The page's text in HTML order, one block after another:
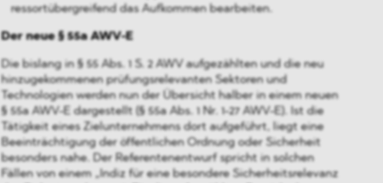
ressortübergreifend das Aufkommen bearbeiten.
Der neue § 55a AWV-E
Die bislang in § 55 Abs. 1 S. 2 AWV aufgezählten und die neu
hinzugekommenen prüfungsrelevanten Sektoren und
Technologien werden nun der Übersicht halber in einem neuen
§ 55a AWV-E dargestellt (§ 55a Abs. 1 Nr. 1-27 AWV-E). Ist die
Tätigkeit eines Zielunternehmens dort aufgeführt, liegt eine
Beeinträchtigung der öffentlichen Ordnung oder Sicherheit
besonders nahe. Der Referentenentwurf spricht in solchen
Fällen von einem „Indiz für eine besondere Sicherheitsrelevanz